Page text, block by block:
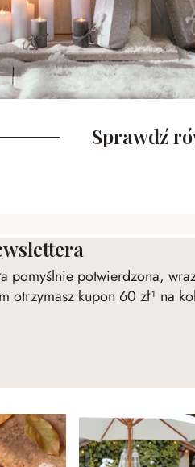
Sprawdź
pomyślnie potwierdzona,
otrzymasz kupon 60 zł¹ na